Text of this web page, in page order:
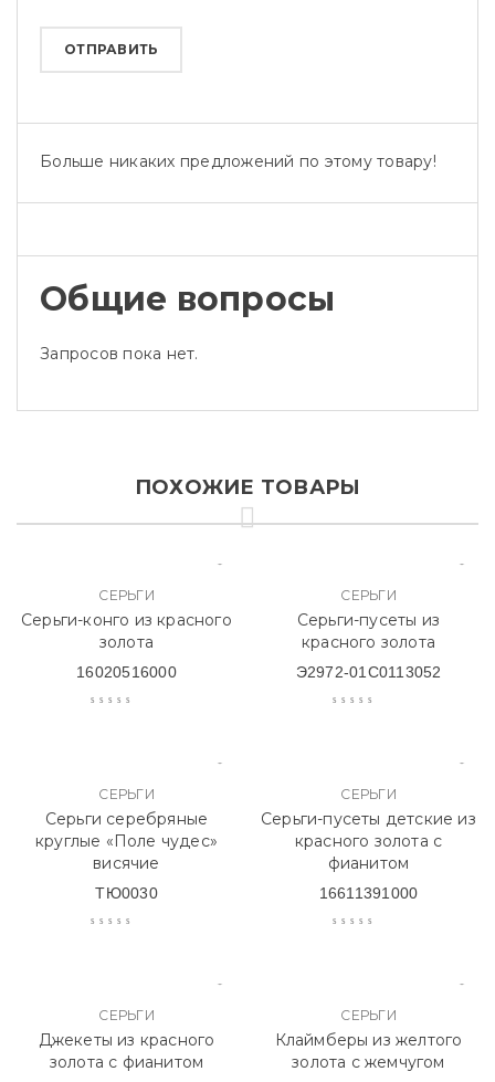
Больше никаких предложений по этому товару!
Общие вопросы
Запросов пока нет.
ПОХОЖИЕ ТОВАРЫ
СЕРЬГИ
Серьги-конго из красного
золота
16020516000
СЕРЬГИ
Серьги-пусеты из
красного золота
Э2972-01С0113052
СЕРЬГИ
Серьги серебряные
круглые «Поле чудес»
висячие
ТЮ0030
СЕРЬГИ
Серьги-пусеты детские из
красного золота с
фианитом
16611391000
СЕРЬГИ
Джекеты из красного
золота с фианитом
СЕРЬГИ
Клаймберы из желтого
золота с жемчугом